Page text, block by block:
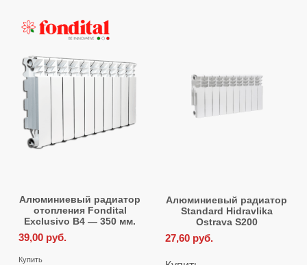
Алюминиевый радиатор
отопления Fondital
Exclusivo B4 — 350 мм.
39,00 руб.
Купить
Алюминиевый радиатор
Standard Hidravlika
Ostrava S200
27,60 руб.